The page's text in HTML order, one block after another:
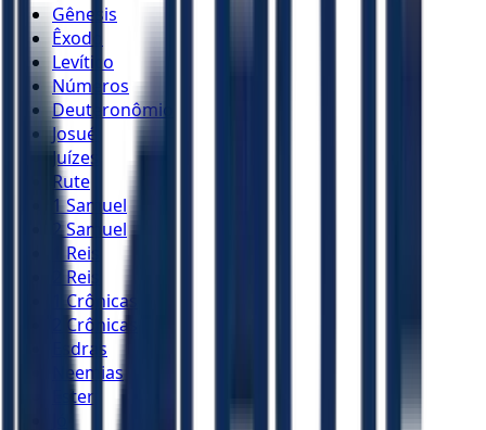
Gênesis
Êxodo
Levítico
Números
Deuteronômio
Josué
Juízes
Rute
1 Samuel
2 Samuel
1 Reis
2 Reis
1 Crônicas
2 Crônicas
Esdras
Neemias
Ester